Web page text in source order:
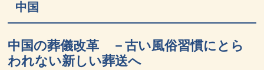
中国
中国の葬儀改革 －古い風俗習慣にとら
われない新しい葬送へ